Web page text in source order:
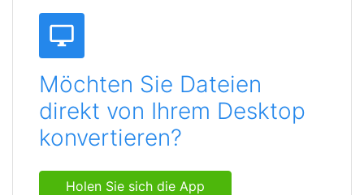
Möchten Sie Dateien
direkt von Ihrem Desktop
konvertieren?
Holen Sie sich die App